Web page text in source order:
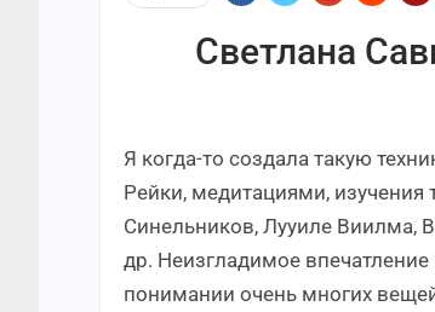
Светлана
Я когда-то создала такую
Рейки, медитациями, изучения
Синельников, Лууиле Виилма,
др. Неизгладимое
понимании очень многих